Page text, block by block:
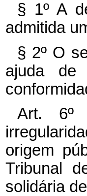
§ 1º A
admitida
§ 2º O
ajuda de
Art. 6º
origem
Tribunal
solidária